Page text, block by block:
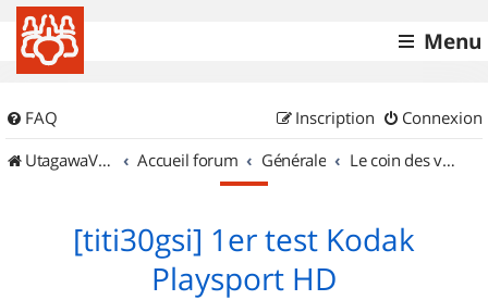
Menu
FAQ Connexion
Inscription
UtagawaVTT (Randos VTT et VTTAE avec traces GPS)
Accueil forum Générale Le coin des vidéastes
[titi30gsi] 1er test Kodak
Playsport HD